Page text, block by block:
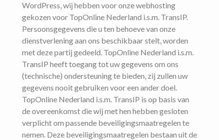
WordPress, wij hebben voor onze webhosting
gekozen voor TopOnline Nederland i.s.m. TransIP.
Persoonsgegevens die u ten behoeve van onze
dienstverlening aan ons beschikbaar stelt, worden
met deze partij gedeeld. TopOnline Nederland i.s.m.
TransIP heeft toegang tot uw gegevens om ons
(technische) ondersteuning te bieden, zij zullen uw
gegevens nooit gebruiken voor een ander doel.
TopOnline Nederland i.s.m. TransIP is op basis van
de overeenkomst die wij met hen hebben gesloten
verplicht om passende beveiligingsmaatregelen te
nemen. Deze beveiligingsmaatregelen bestaan uit de